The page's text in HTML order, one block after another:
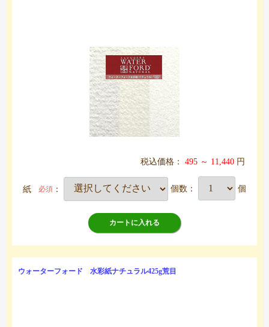
税込価格： 495 ～ 11,440 円
紙 必須 ： 個数： 個
カートに入れる
ウォーターフォード 水彩紙ナチュラル425g荒目